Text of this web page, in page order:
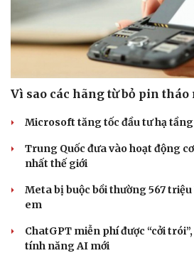
Vì sao các hãng từ bỏ pin
Microsoft tăng tốc đầu tư hạ
Trung Quốc đưa vào hoạt động
nhất thế giới
Meta bị buộc bồi thường 567 triệu
em
ChatGPT miễn phí được “cởi
tính năng AI mới